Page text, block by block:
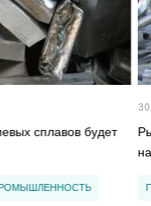
сплавов будет